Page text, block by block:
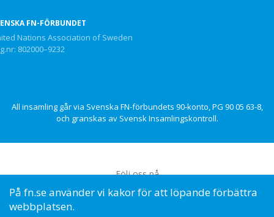
FN-FÖRBUNDET
Nations Association of Sweden
802000–9232
All insamling går via Svenska FN-förbundets 90-konto, PG 90 05 63-8,
och granskas av Svensk Insamlingskontroll.
Följ oss på
På fn.se använder vi kakor för att löpande förbättra
webbplatsen.